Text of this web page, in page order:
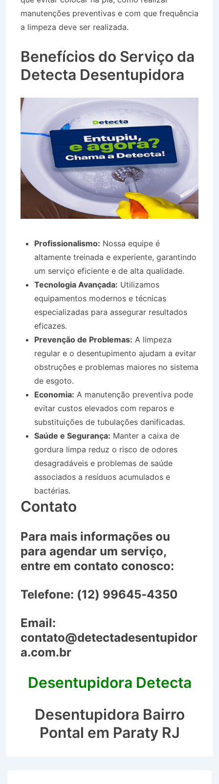
manutenções preventivas e com que frequência
a limpeza deve ser realizada.
Benefícios do Serviço da
Detecta Desentupidora
Profissionalismo: Nossa equipe é
altamente treinada e experiente, garantindo
um serviço eficiente e de alta qualidade.
Tecnologia Avançada: Utilizamos
equipamentos modernos e técnicas
especializadas para assegurar resultados
eficazes.
Prevenção de Problemas: A limpeza
regular e o desentupimento ajudam a evitar
obstruções e problemas maiores no sistema
de esgoto.
Economia: A manutenção preventiva pode
evitar custos elevados com reparos e
substituições de tubulações danificadas.
Saúde e Segurança: Manter a caixa de
gordura limpa reduz o risco de odores
desagradáveis e problemas de saúde
associados a resíduos acumulados e
bactérias.
Contato
Para mais informações ou
para agendar um serviço,
entre em contato conosco:
Telefone: (12) 99645-4350
Email:
contato@detectadesentupidor
a.com.br
Desentupidora Detecta
Desentupidora Bairro
Pontal em Paraty RJ